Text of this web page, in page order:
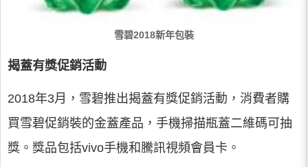
雪碧2018新年包裝
揭蓋有獎促銷活動
2018年3月，雪碧推出揭蓋有獎促銷活動，消費者購
買雪碧促銷裝的金蓋產品，手機掃描瓶蓋二維碼可抽
獎。獎品包括vivo手機和騰訊視頻會員卡。